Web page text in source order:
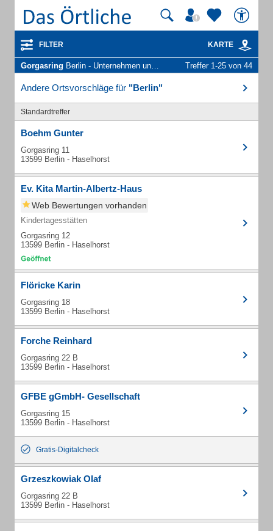
FILTER KARTE
Gorgasring Berlin - Unternehmen und Personen Treffer 1-25 von 44
Andere Ortsvorschläge für "Berlin"
Standardtreffer
Boehm Gunter
Gorgasring 11
13599 Berlin - Haselhorst
Ev. Kita Martin-Albertz-Haus
Web Bewertungen vorhanden
Kindertagesstätten
Gorgasring 12
13599 Berlin - Haselhorst
Flöricke Karin
Gorgasring 18
13599 Berlin - Haselhorst
Forche Reinhard
Gorgasring 22 B
13599 Berlin - Haselhorst
GFBE gGmbH- Gesellschaft
Gorgasring 15
13599 Berlin - Haselhorst
Gratis-Digitalcheck
Grzeszkowiak Olaf
Gorgasring 22 B
13599 Berlin - Haselhorst